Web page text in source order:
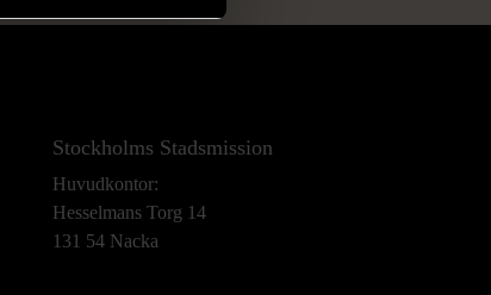
Stockholms Stadsmission
Huvudkontor:
Hesselmans Torg 14
131 54 Nacka